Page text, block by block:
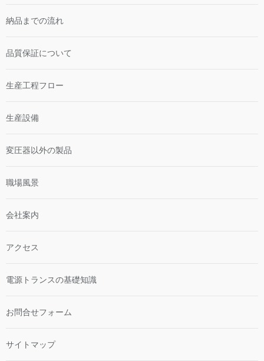
納品までの流れ
品質保証について
生産工程フロー
生産設備
変圧器以外の製品
職場風景
会社案内
アクセス
電源トランスの基礎知識
お問合せフォーム
サイトマップ